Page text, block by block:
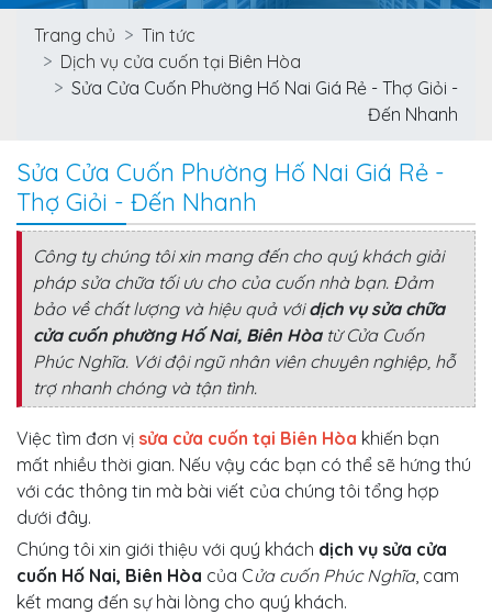
Trang chủ
Tin tức
Dịch vụ cửa cuốn tại Biên Hòa
Sửa Cửa Cuốn Phường Hố Nai Giá Rẻ - Thợ Giỏi -
Đến Nhanh
Sửa Cửa Cuốn Phường Hố Nai Giá Rẻ -
Thợ Giỏi - Đến Nhanh
Công ty chúng tôi xin mang đến cho quý khách giải
pháp sửa chữa tối ưu cho của cuốn nhà bạn. Đảm
bảo về chất lượng và hiệu quả vớidịch vụ sửa chữa
cửa cuốn phường Hố Nai, Biên Hòatừ Cửa Cuốn
Phúc Nghĩa. Với đội ngũ nhân viên chuyên nghiệp, hỗ
trợ nhanh chóng và tận tình.
Việc tìm đơn vị sửa cửa cuốn tại Biên Hòa khiến bạn
mất nhiều thời gian. Nếu vậy các bạn có thể sẽ hứng thú
với các thông tin mà bài viết của chúng tôi tổng hợp
dưới đây.
Chúng tôi xin giới thiệu với quý khách dịch vụ sửa cửa
cuốn Hố Nai, Biên Hòa của Cửa cuốn Phúc Nghĩa, cam
kết mang đến sự hài lòng cho quý khách.